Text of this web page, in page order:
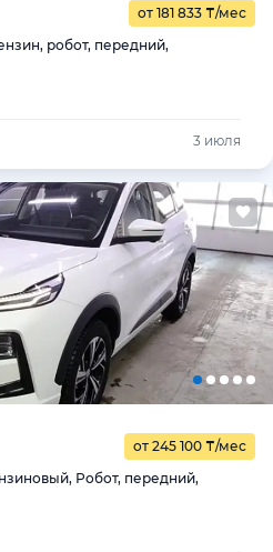
от 181 833 ₸/мес
робот, передний,
3 июля
от 245 100 ₸/мес
Робот, передний,